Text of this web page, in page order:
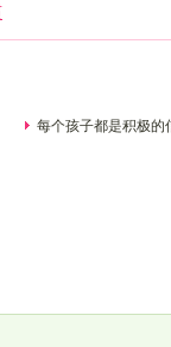
每个孩子都是积极的